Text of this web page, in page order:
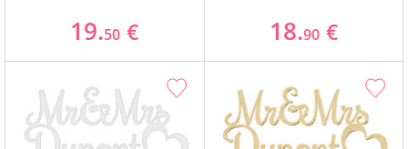
19.50 € 18.90 €